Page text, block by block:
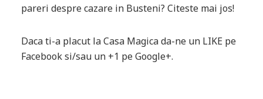
pareri despre cazare in Busteni? Citeste mai jos!
Daca ti-a placut la Casa Magica da-ne un LIKE pe
Facebook si/sau un +1 pe Google+.